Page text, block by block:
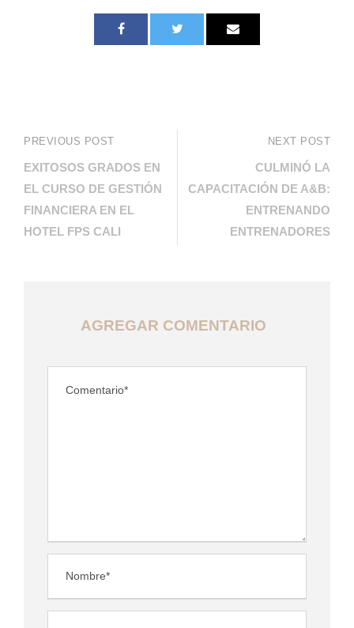
PREVIOUS POST
EXITOSOS GRADOS EN
EL CURSO DE GESTIÓN
FINANCIERA EN EL
HOTEL FPS CALI
NEXT POST
CULMINÓ LA
CAPACITACIÓN DE A&B:
ENTRENANDO
ENTRENADORES
AGREGAR COMENTARIO